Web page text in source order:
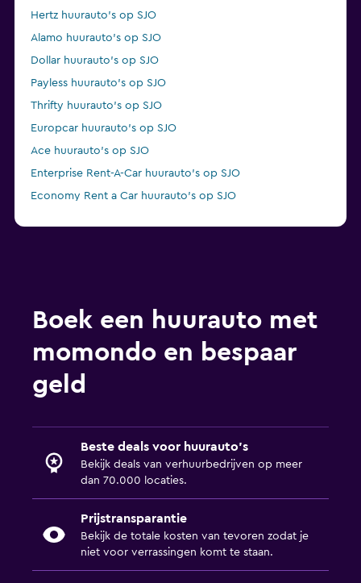
Hertz huurauto's op SJO
Alamo huurauto's op SJO
Dollar huurauto's op SJO
Payless huurauto's op SJO
Thrifty huurauto's op SJO
Europcar huurauto's op SJO
Ace huurauto's op SJO
Enterprise Rent-A-Car huurauto's op SJO
Economy Rent a Car huurauto's op SJO
Boek een huurauto met
momondo en bespaar
geld
Beste deals voor huurauto's
Bekijk deals van verhuurbedrijven op meer
dan 70.000 locaties.
Prijstransparantie
Bekijk de totale kosten van tevoren zodat je
niet voor verrassingen komt te staan.